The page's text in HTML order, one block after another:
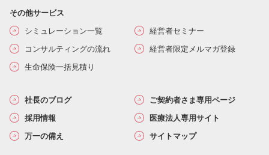
その他サービス
シミュレーション一覧
経営者セミナー
コンサルティングの流れ
経営者限定メルマガ登録
生命保険一括見積り
社長のブログ
ご契約者さま専用ページ
採用情報
医療法人専用サイト
万一の備え
サイトマップ